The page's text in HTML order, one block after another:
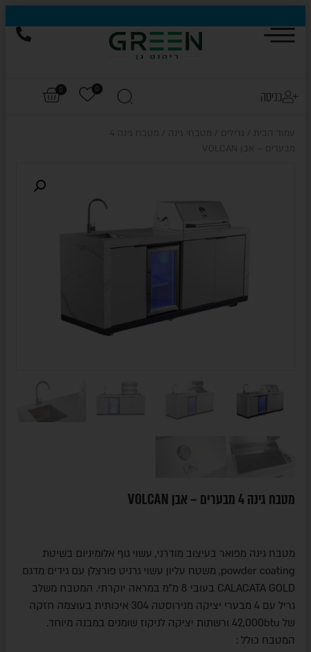
הייגולד- המותג שכבש את עולם החוץ, עכשיו בהנחות של עד 50%
כניסה 0
0
עמוד הבית גרילים מטבחי גינה
/ מטבח גינה 4
מבערים – אבן VOLCAN
מטבח גינה 4 מבערים – אבן VOLCAN
מטבח גינה מפואר בעיצוב מודרני, עשוי גוף אלומיניום בשיטת
powder coating, משטח עליון עשוי גרניט פורצלן עם גידים מדגם
CALACATA GOLD בעובי 8 מ"מ במראה יוקרתי. המטבח משלב
גריל עם 4 מבערי יציקה מנירוסטה 304 איכותית בעוצמה חזקה
של 42,000btu ורשתות יציקה לניקוז שומנים במבנה מיוחד.
המטבח כולל :